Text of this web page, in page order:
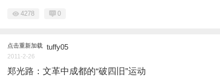
4278 0
点击重新加载 tuffy05
2011-2-26
郑光路：文革中成都的“破四旧”运动